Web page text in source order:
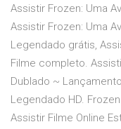
Assistir Frozen: Uma
Assistir Frozen: Uma
Legendado grátis,
Filme completo.
Dublado ~
Legendado HD.
Assistir Filme Online